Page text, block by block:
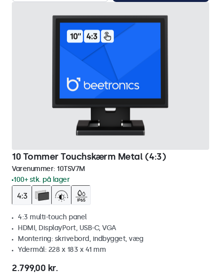
10 Tommer Touchskærm Metal (4:3)
Varenummer: 10TSV7M
100+ stk. på lager
4:3 multi-touch panel
HDMI, DisplayPort, USB-C, VGA
Montering: skrivebord, indbygget, væg
Ydermål: 228 x 183 x 41 mm
2.799,00 kr.